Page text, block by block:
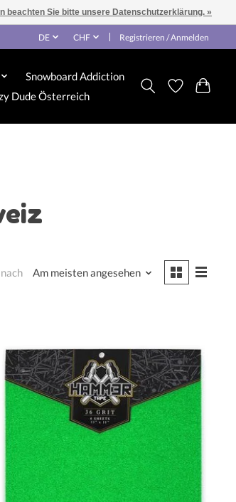
DE CHF Registrieren / Anmelden
Snowboard Addiction
Dude Österreich
Am meisten angesehen
beachten Sie bitte unsere Datenschutzerklärung. »